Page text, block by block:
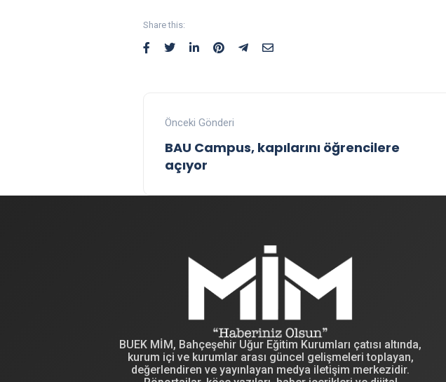
Share this:
Önceki Gönderi
BAU Campus, kapılarını öğrencilere
açıyor
BUEK MİM, Bahçeşehir Uğur Eğitim Kurumları çatısı altında,
kurum içi ve kurumlar arası güncel gelişmeleri toplayan,
değerlendiren ve yayınlayan medya iletişim merkezidir.